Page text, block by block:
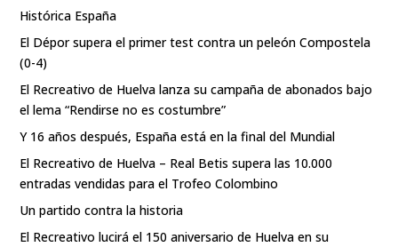
Histórica España
El Dépor supera el primer test contra un peleón Compostela
(0-4)
El Recreativo de Huelva lanza su campaña de abonados bajo
el lema “Rendirse no es costumbre”
Y 16 años después, España está en la final del Mundial
El Recreativo de Huelva – Real Betis supera las 10.000
entradas vendidas para el Trofeo Colombino
Un partido contra la historia
El Recreativo lucirá el 150 aniversario de Huelva en su